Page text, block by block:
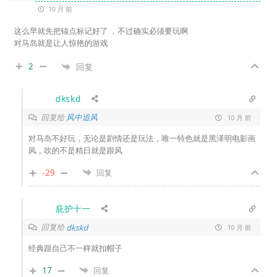
10 月 前
这么早就先把锚点标记好了 ，不过确实必须要玩啊
对马岛就是让人惊艳的游戏
2 回复
dkskd
回复给风中追风 10 月 前
对马岛不好玩，无论是剧情还是玩法，唯一特色就是黑泽明电影画
风，吹的不是精日就是跟风
-29 回复
庇护十一
回复给dkskd 10 月 前
经典跟自己不一样就扣帽子
17 回复